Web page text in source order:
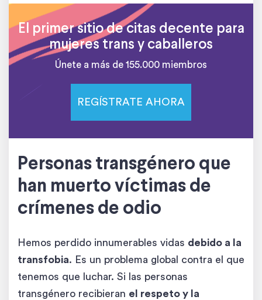
El primer sitio de citas decente para
mujeres trans y caballeros
Únete a más de 155.000 miembros
REGÍSTRATE AHORA
Personas transgénero que
han muerto víctimas de
crímenes de odio
Hemos perdido innumerables vidas debido a la
transfobia. Es un problema global contra el que
tenemos que luchar. Si las personas
transgénero recibieran el respeto y la